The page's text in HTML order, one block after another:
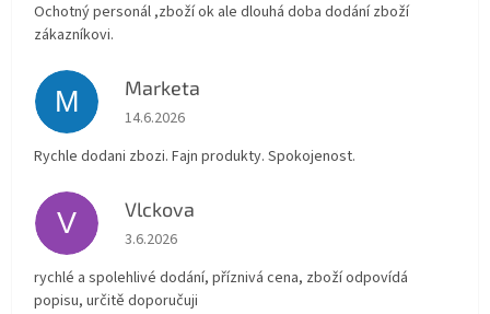
Ochotný personál ,zboží ok ale dlouhá doba dodání zboží
zákazníkovi.
M Marketa
Hodnocení obchodu je 5 z 5 hvězdiček.
14.6.2026
Rychle dodani zbozi. Fajn produkty. Spokojenost.
V Vlckova
Hodnocení obchodu je 5 z 5 hvězdiček.
3.6.2026
rychlé a spolehlivé dodání, příznivá cena, zboží odpovídá
popisu, určitě doporučuji